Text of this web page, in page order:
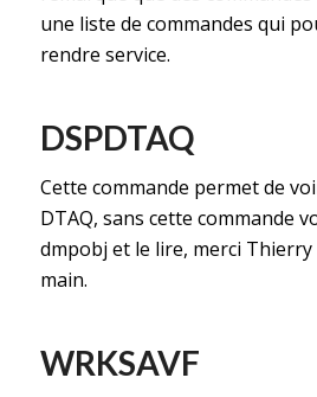
une liste de commandes qui
rendre service.
DSPDTAQ
Cette commande permet de
DTAQ, sans cette commande
dmpobj et le lire, merci
main.
WRKSAVF